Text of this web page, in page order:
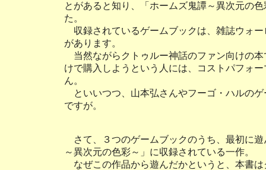
とがあると知り、「ホームズ鬼譚～異次元の
た。
収録されているゲームブックは、雑誌ウォ
があります。
当然ながらクトゥルー神話のファン向けの
けで購入しようという人には、コストパフォ
ん。
といいつつ、山本弘さんやフーゴ・ハルの
ですが。
さて、３つのゲームブックのうち、最初に
～異次元の色彩～」に収録されている一作。
なぜこの作品から遊んだかというと、本書